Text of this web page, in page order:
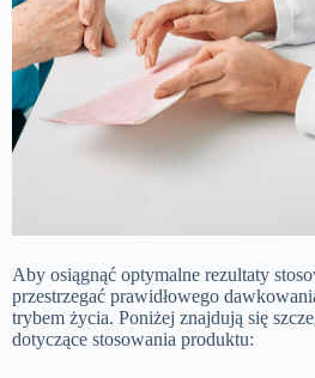
Aby osiągnąć optymalne rezultaty
przestrzegać prawidłowego
trybem życia. Poniżej znajdują się
dotyczące stosowania produktu: